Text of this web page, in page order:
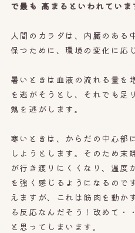
で最も 高まるといわれていま
人間のカラダは、内臓のあ
保つために、環境の変化に応
暑いときは血液の流れる量を
を逃がそうとし、それでも足
熱を逃がします。
寒いときは、からだの中心部
しようとします。そのため末
が行き渡りにくくなり、温度
を強く感じるようになるので
えますが、これは筋肉を動か
る反応なんだそう！改めて・
と思ってしまいます。